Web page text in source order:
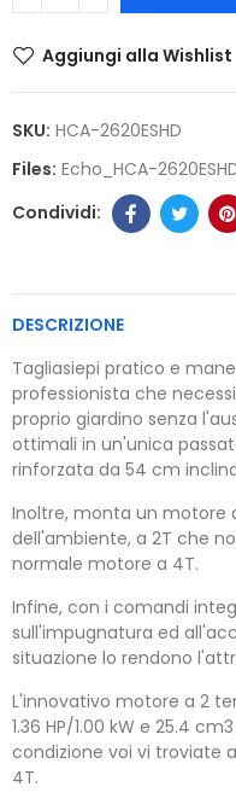
Aggiungi alla Wishlist
SKU: HCA-2620ESHD
Files: Echo_HCA-
DESCRIZIONE
Tagliasiepi pratico e
professionista che
proprio giardino senza
ottimali in un'unica
rinforzata da 54 cm
Inoltre, monta un motore
dell'ambiente, a 2T che
normale motore a 4T.
Infine, con i comandi
sull'impugnatura ed
situazione lo rendono
L'innovativo motore a 2
1.36 HP/1.00 kW e 25.4
condizione voi vi troviate
4T.